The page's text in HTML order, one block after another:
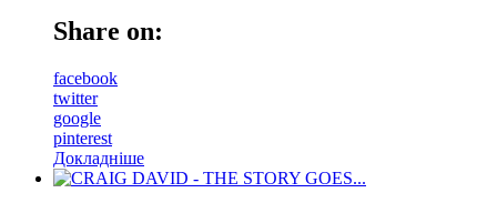
Share on:
facebook
twitter
google
pinterest
Докладніше